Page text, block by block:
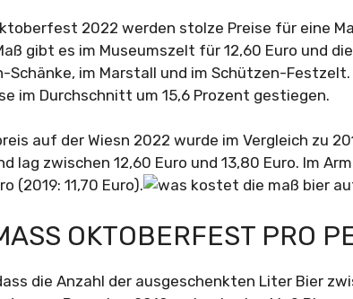
2022 werden stolze Preise für eine
gibt es im Museumszelt für 12,60 Euro und
Schänke, im Marstall und im Schützen-
im Durchschnitt um 15,6 Prozent gestiegen.
auf der Wiesn 2022 wurde im Vergleich zu
lag zwischen 12,60 Euro und 13,80 Euro. Im
(2019: 11,70 Euro).
OKTOBERFEST PRO
die Anzahl der ausgeschenkten Liter Bier